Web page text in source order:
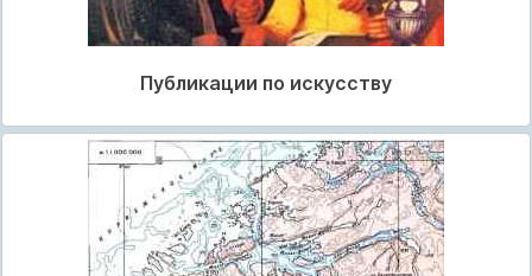
Публикации по искусству